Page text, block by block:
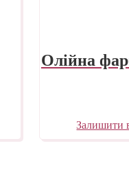
Олійна
Залишити